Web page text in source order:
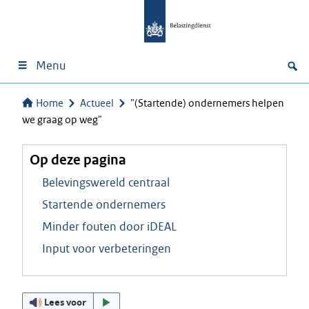
Menu
Home Actueel
"(Startende) ondernemers helpen
we graag op weg"
Op deze pagina
Belevingswereld centraal
Startende ondernemers
Minder fouten door iDEAL
Input voor verbeteringen
Lees voor